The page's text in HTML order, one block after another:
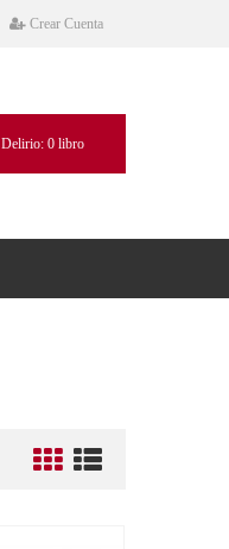
Crear Cuenta
Delirio: 0 libro